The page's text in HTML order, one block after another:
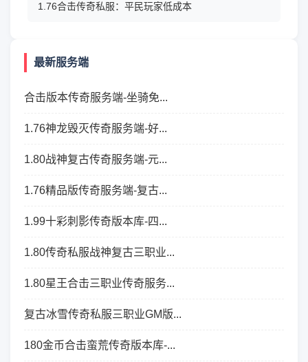
1.76合击传奇私服：平民玩家低成本
最新服务端
合击版本传奇服务端-坐骑免...
1.76神龙毁灭传奇服务端-好...
1.80战神复古传奇服务端-元...
1.76精品版传奇服务端-复古...
1.99十彩刺影传奇版本库-四...
1.80传奇私服战神复古三职业...
1.80星王合击三职业传奇服务...
复古冰雪传奇私服三职业GM版...
180金币合击蛮荒传奇版本库-...